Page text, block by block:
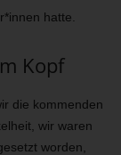
hatte.
Kopf
die kommenden
wir waren
worden,